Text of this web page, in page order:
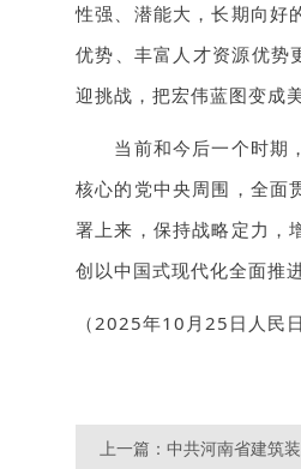
性强、潜能大，长期向好
优势、丰富人才资源优势
迎挑战，把宏伟蓝图变成
当前和今后一个时期，
核心的党中央周围，全面
署上来，保持战略定力，
创以中国式现代化全面推
（2025年10月25日人民